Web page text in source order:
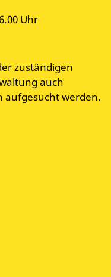
Uhr
zuständigen
auch
aufgesucht werden.